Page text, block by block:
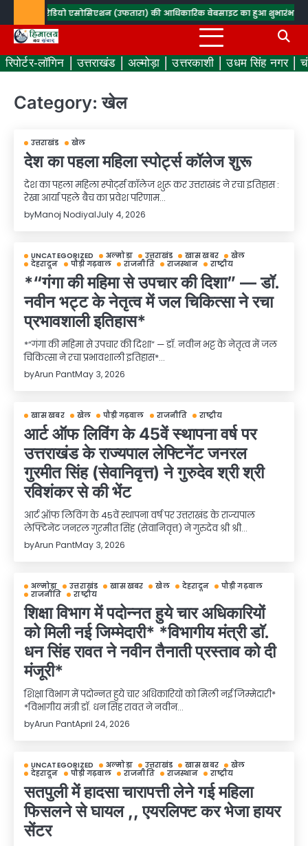
to
content
एण्ड रेडियो एसोसिएशन (उफतारा) की आधिकारिक वेबसाइट का हुआ शुभारंभसघन
रिपोर्टर-लॉगिन उत्तराखंड अल्मोड़ा उत्तरकाशी उधम सिंह नगर
Category:खेल
उत्तराखंड खेल
देश का पहला महिला स्पोर्ट्स कॉलेज शुरू
देश का पहला महिला स्पोर्ट्स कॉलेज शुरू कर उत्तराखंड ने रचा इतिहास :
रेखा आर्या पहले बैच का प्रवेश परिणाम…
byManoj NodiyalJuly 4, 2026
UNCATEGORIZED अल्मोड़ा उत्तराखंड खास खबर
खेल
देहरादून
पौड़ी गढ़वाल राजनीति राजस्थान राष्ट्रीय
*“गंगा की महिमा से उपचार की दिशा” — डॉ.
नवीन भट्ट के नेतृत्व में जल चिकित्सा ने रचा
प्रभावशाली इतिहास*
*“गंगा की महिमा से उपचार की दिशा” — डॉ. नवीन भट्ट के नेतृत्व में जल
चिकित्सा ने रचा प्रभावशाली इतिहास*…
byArun PantMay 3, 2026
खास खबर खेल पौड़ी गढ़वाल राजनीति राष्ट्रीय
आर्ट ऑफ लिविंग के 45वें स्थापना वर्ष पर
उत्तराखंड के राज्यपाल लेफ्टिनेंट जनरल
गुरमीत सिंह (सेवानिवृत्त) ने गुरुदेव श्री श्री
रविशंकर से की भेंट
आर्ट ऑफ लिविंग के 45वें स्थापना वर्ष पर उत्तराखंड के राज्यपाल
लेफ्टिनेंट जनरल गुरमीत सिंह (सेवानिवृत्त) ने गुरुदेव श्री श्री…
byArun PantMay 3, 2026
अल्मोड़ा उत्तराखंड खास खबर खेल देहरादून
पौड़ी गढ़वाल
राजनीति
राष्ट्रीय
शिक्षा विभाग में पदोन्नत हुये चार अधिकारियों
को मिली नई जिम्मेदारी* *विभागीय मंत्री डाॅ.
धन सिंह रावत ने नवीन तैनाती प्रस्ताव को दी
मंजूरी*
शिक्षा विभाग में पदोन्नत हुये चार अधिकारियों को मिली नई जिम्मेदारी*
*विभागीय मंत्री डाॅ. धन सिंह रावत ने नवीन…
byArun PantApril 24, 2026
UNCATEGORIZED अल्मोड़ा उत्तराखंड खास खबर
खेल
देहरादून
पौड़ी गढ़वाल राजनीति राजस्थान राष्ट्रीय
सतपुली में हादसा चारापत्ती लेने गई महिला
फिसलने से घायल ,, एयरलिफ्ट कर भेजा हायर
सेंटर